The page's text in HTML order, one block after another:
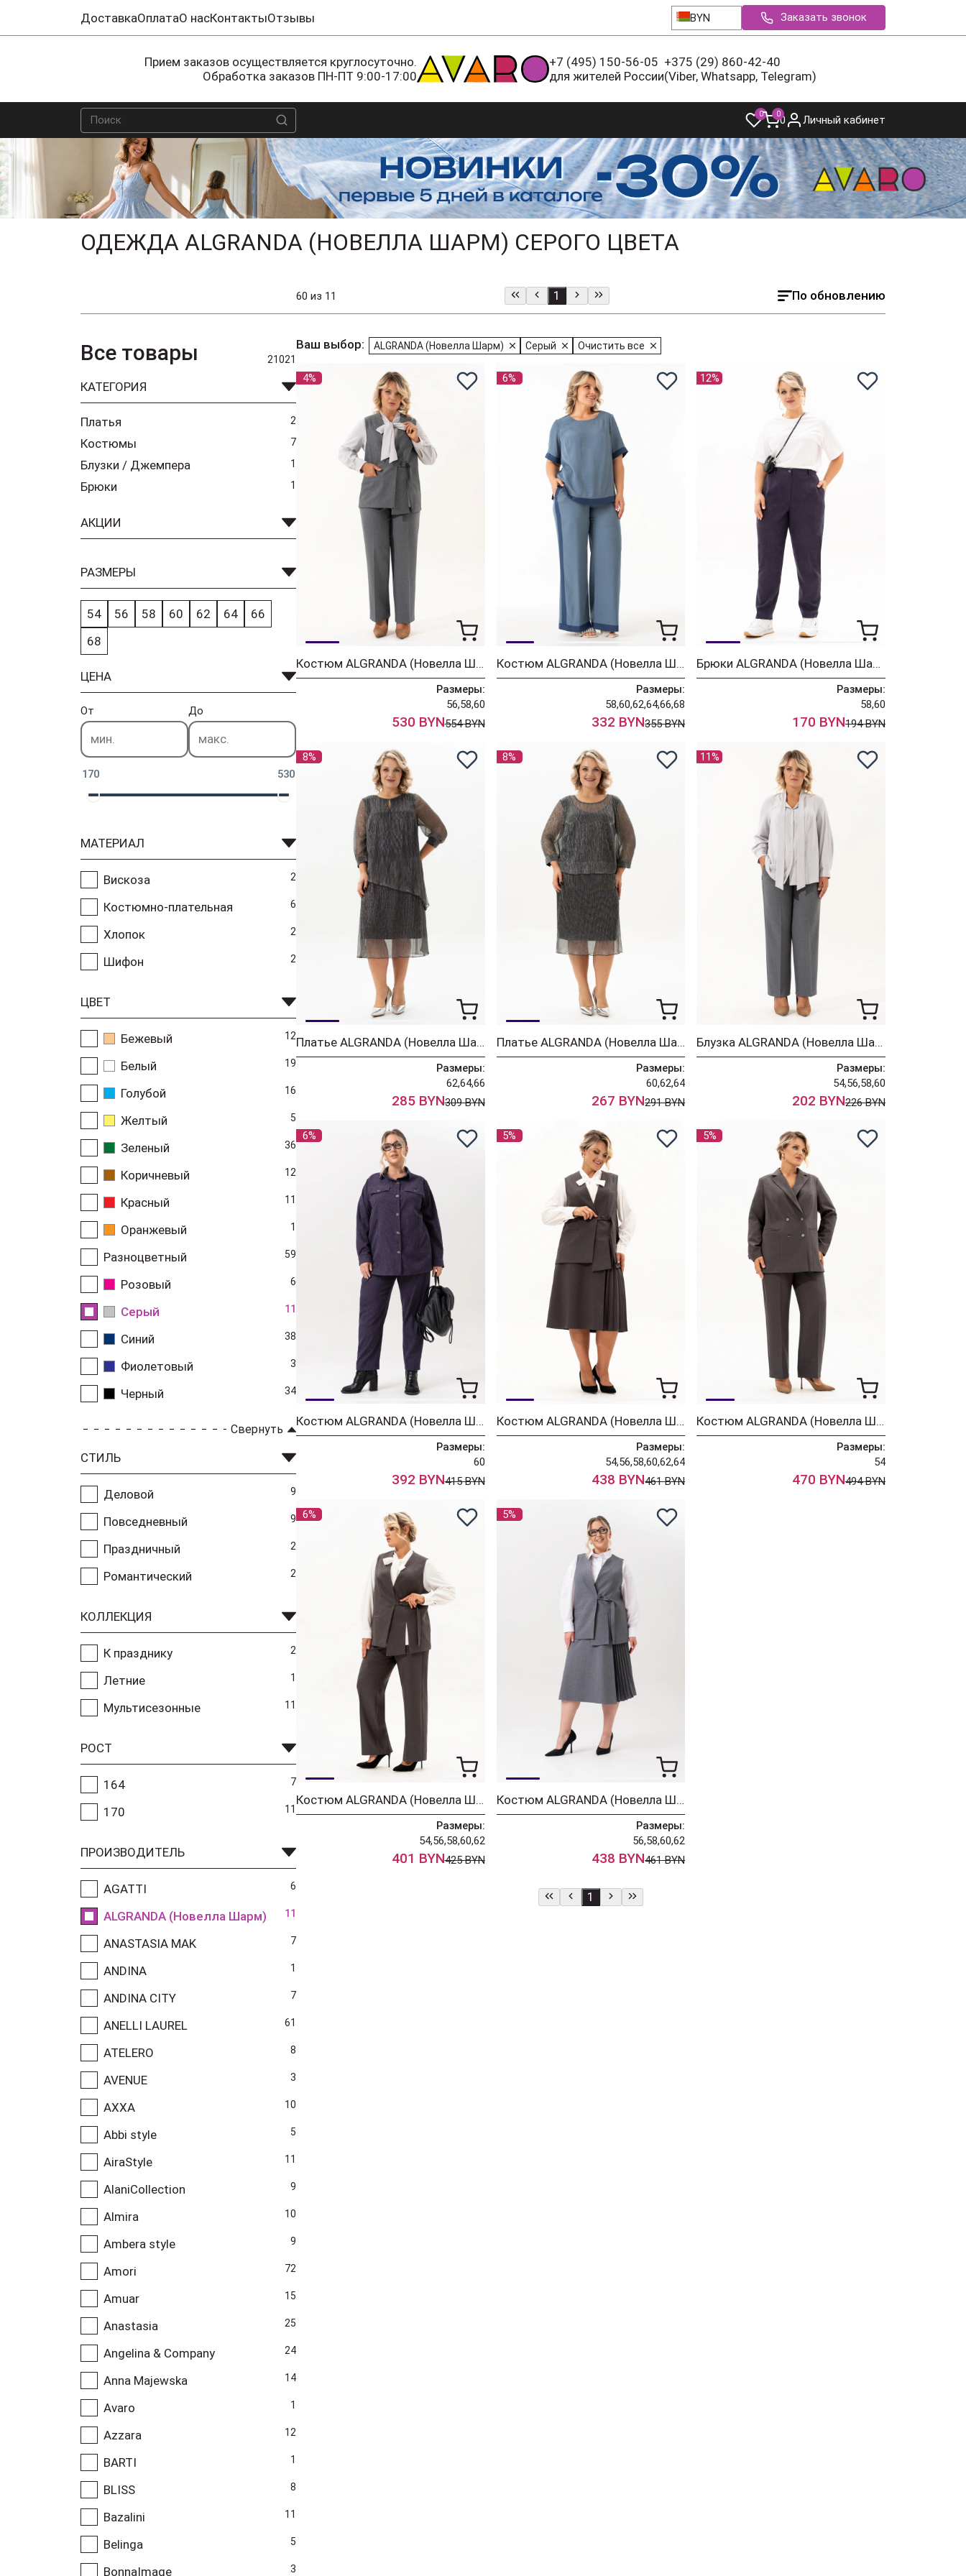
ДоставкаОплатаО насКонтактыОтзывы BYN Заказать звонок
Прием заказов осуществляется круглосуточно.
Обработка заказов ПН-ПТ 9:00-17:00
+7 (495) 150-56-05
для жителей России
+375 (29) 860-42-40
(Viber, Whatsapp, Telegram)
0 00 Личный кабинет
ОДЕЖДА ALGRANDA (НОВЕЛЛА ШАРМ) СЕРОГО ЦВЕТА
60 из 11 По обновлению
1
Все товары 21021
КАТЕГОРИЯ
Платья 2
Костюмы 7
Блузки / Джемпера 1
Брюки 1
АКЦИИ
РАЗМЕРЫ
54 56 58 60 62 64
66
68
ЦЕНА
От До
170 530
МАТЕРИАЛ
Вискоза 2
Костюмно-плательная 6
Хлопок 2
Шифон 2
ЦВЕТ
Бежевый 12
Белый 19
Голубой 16
Желтый 5
Зеленый 36
Коричневый 12
Красный 11
Оранжевый 1
Разноцветный 59
Розовый 6
Серый 11
Синий 38
Фиолетовый 3
Черный 34
Свернуть
СТИЛЬ
Деловой 9
Повседневный 9
Праздничный 2
Романтический 2
КОЛЛЕКЦИЯ
К празднику 2
Летние 1
Мультисезонные 11
РОСТ
164 7
170 11
ПРОИЗВОДИТЕЛЬ
AGATTI 6
ALGRANDA (Новелла Шарм) 11
ANASTASIA MAK 7
ANDINA 1
ANDINA CITY 7
ANELLI LAUREL 61
ATELERO 8
AVENUE 3
AXXA 10
Abbi style 5
AiraStyle 11
AlaniCollection 9
Almira 10
Ambera style 9
Amori 72
Amuar 15
Anastasia 25
Angelina & Company 24
Anna Majewska 14
Avaro 1
Azzara 12
BARTI 1
BLISS 8
Bazalini 11
Belinga 5
BonnaImage 3
Ваш выбор: ALGRANDA (Новелла Шарм) Серый Очистить все
4%
Костюм ALGRANDA (Новелла Шарм) 4180
Размеры:
56,58,60
530 BYN554 BYN
6%
Костюм ALGRANDA (Новелла Шарм) 4167
Размеры:
58,60,62,64,66,68
332 BYN355 BYN
12%
Брюки ALGRANDA (Новелла Шарм) 4066-9 графит
Размеры:
58,60
170 BYN194 BYN
8%
Платье ALGRANDA (Новелла Шарм) 4110-6
Размеры:
62,64,66
285 BYN309 BYN
8%
Платье ALGRANDA (Новелла Шарм) 4118-6
Размеры:
60,62,64
267 BYN291 BYN
11%
Блузка ALGRANDA (Новелла Шарм) 4087-1
Размеры:
54,56,58,60
202 BYN226 BYN
6%
Костюм ALGRANDA (Новелла Шарм) 4066
Размеры:
60
392 BYN415 BYN
5%
Костюм ALGRANDA (Новелла Шарм) 4076-1
Размеры:
54,56,58,60,62,64
438 BYN461 BYN
5%
Костюм ALGRANDA (Новелла Шарм) 4073-1
Размеры:
54
470 BYN494 BYN
6%
Костюм ALGRANDA (Новелла Шарм) 4068-1
Размеры:
54,56,58,60,62
401 BYN425 BYN
5%
Костюм ALGRANDA (Новелла Шарм) 4076
Размеры:
56,58,60,62
438 BYN461 BYN
1